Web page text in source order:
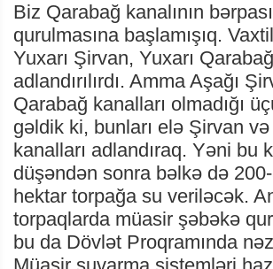
Biz Qarabağ kanalının
qurulmasına başlamışıq.
Yuxarı Şirvan, Yuxarı
adlandırılırdı. Amma Aşağı
Qarabağ kanalları olmadığı
gəldik ki, bunları elə Şirvan
kanalları adlandıraq. Yəni bu
düşəndən sonra bəlkə də
hektar torpağa su veriləcək.
torpaqlarda müasir şəbəkə
bu da Dövlət Proqramında